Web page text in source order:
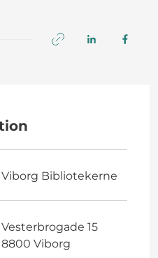
Viborg Bibliotekerne
Vesterbrogade 15
8800 Viborg